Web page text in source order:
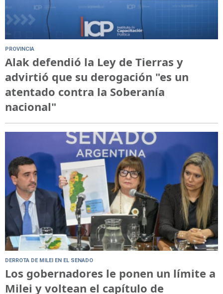
PROVINCIA
Alak defendió la Ley de Tierras y
advirtió que su derogación "es un
atentado contra la Soberanía
nacional"
DERROTA DE MILEI EN EL SENADO
Los gobernadores le ponen un límite a
Milei y voltean el capítulo de